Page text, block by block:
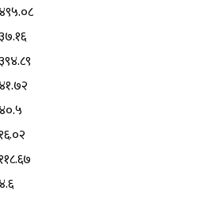
४९५.०८
३७.१६
३९४.८९
४१.७२
४०.५
४.६